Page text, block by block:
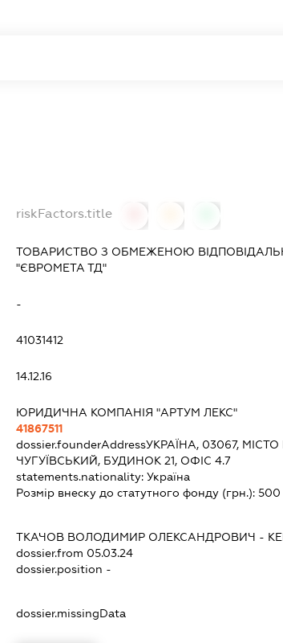
riskFactors.title
ТОВАРИСТВО З ОБМЕЖЕНОЮ
"ЄВРОМЕТА ТД"
-
41031412
14.12.16
ЮРИДИЧНА КОМПАНІЯ "АРТУМ ЛЕКС"
41867511
dossier.founderAddressУКРАЇНА, 03067,
ЧУГУЇВСЬКИЙ, БУДИНОК 21, ОФІС 4.7
statements.nationality: Україна
Розмір внеску до статутного фонду (грн.):
ТКАЧОВ ВОЛОДИМИР ОЛЕКСАНДРОВИЧ -
dossier.from 05.03.24
dossier.position -
dossier.missingData